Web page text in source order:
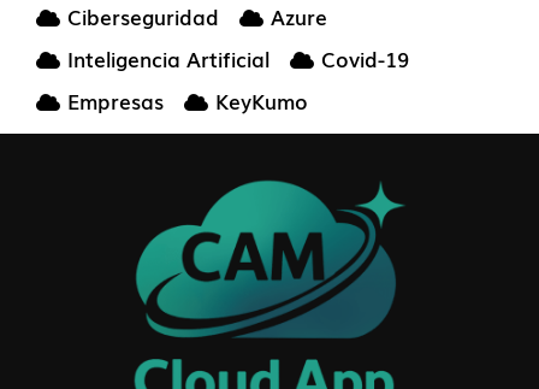
Ciberseguridad
Azure
Inteligencia Artificial
Covid-19
Empresas
KeyKumo